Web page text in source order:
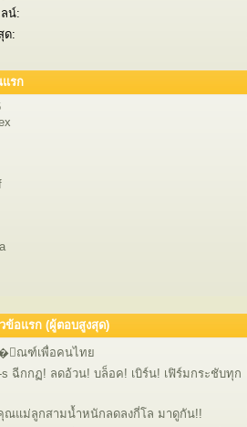
น์:
ด:
รก
อแรก (ผู้ตอบสูงสุด)
ณฑ์เพื่อคนไทย
ฉีกกฏ! ลดอ้วน! บล็อค! เบิร์น! เฟิร์มกระชับทุก
ณแม่ลูกสามน้ำหนักลดลงกี่โล มาดูกัน!!